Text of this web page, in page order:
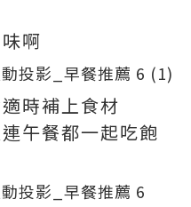
啊
時補上食材
午餐都一起吃飽